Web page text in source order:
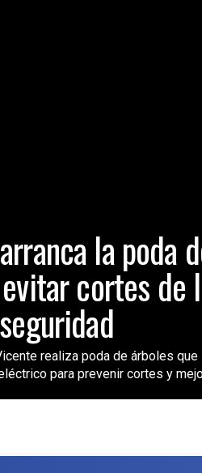
la poda
cortes de
realiza poda de árboles que
para prevenir cortes y